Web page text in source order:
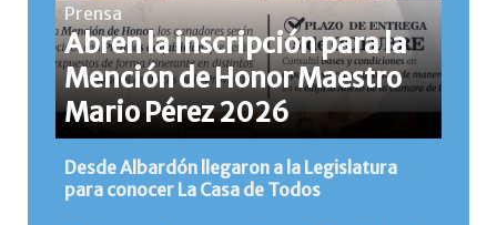
Prensa
Abren la inscripción para la
Mención de Honor Maestro
Mario Pérez 2026
Desde Albardón llegaron a la Legislatura
para conocer La Casa de Todos